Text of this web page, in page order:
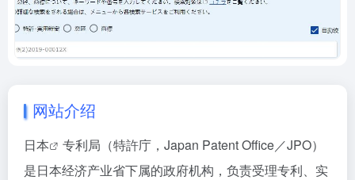
网站介绍
日本
专利局（特許庁，Japan Patent Office／JPO）
是日本经济产业省下属的政府机构，负责受理专利、实